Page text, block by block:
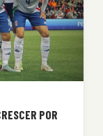
POR